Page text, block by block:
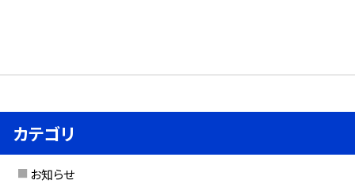
カテゴリ
お知らせ